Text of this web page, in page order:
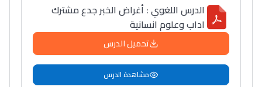
الدرس اللغوي : أغراض الخبر جدع مشترك
اداب وعلوم انسانية
تحميل الدرس
مشاهدة الدرس